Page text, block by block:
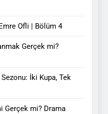
Ofli | Bölüm 4
Gerçek mi?
İki Kupa, Tek
Gerçek mi? Drama